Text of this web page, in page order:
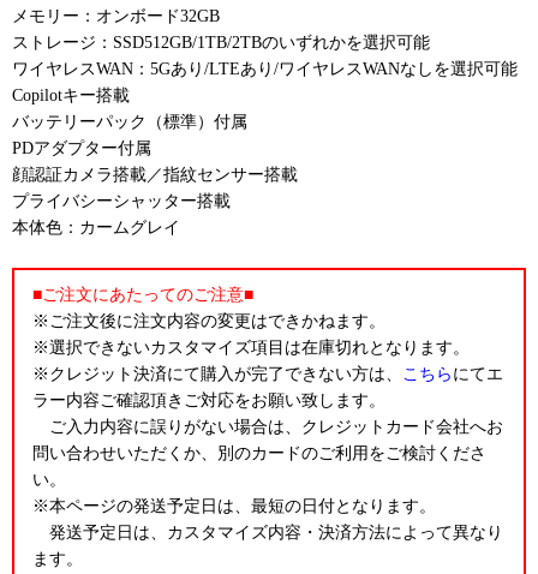
メモリー：オンボード32GB
ストレージ：SSD512GB/1TB/2TBのいずれかを選択可能
ワイヤレスWAN：5Gあり/LTEあり/ワイヤレスWANなしを選択可能
Copilotキー搭載
バッテリーパック（標準）付属
PDアダプター付属
顔認証カメラ搭載／指紋センサー搭載
プライバシーシャッター搭載
本体色：カームグレイ
■ご注文にあたってのご注意■
※ご注文後に注文内容の変更はできかねます。
※選択できないカスタマイズ項目は在庫切れとなります。
※クレジット決済にて購入が完了できない方は、
こちら にてエ
ラー内容ご確認頂きご対応をお願い致します。
ご入力内容に誤りがない場合は、クレジットカード会社へお
問い合わせいただくか、別のカードのご利用をご検討くださ
い。
※本ページの発送予定日は、最短の日付となります。
発送予定日は、カスタマイズ内容・決済方法によって異なり
ます。